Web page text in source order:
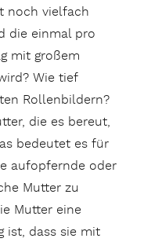
noch vielfach
die einmal pro
mit großem
Wie tief
Rollenbildern?
die es bereut,
bedeutet es für
aufopfernde oder
Mutter zu
Mutter eine
ist, dass sie mit